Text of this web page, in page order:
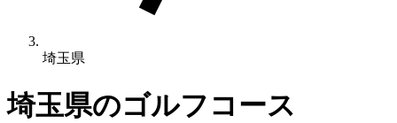
埼玉県
埼玉県のゴルフコース